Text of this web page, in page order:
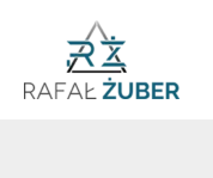
treści